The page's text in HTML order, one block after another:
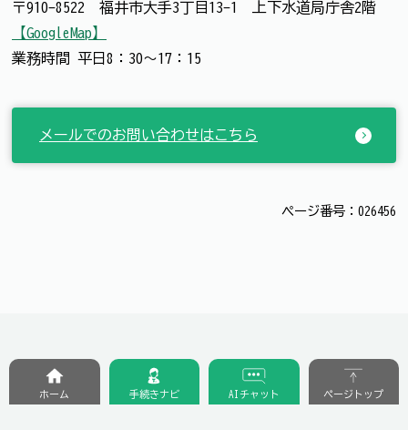
〒910-8522 福井市大手3丁目13-1 上下水道局庁舎2階
【GoogleMap】
業務時間 平日8：30～17：15
メールでのお問い合わせはこちら
ページ番号：026456
ホーム 手続きナビ AIチャット ページトップ